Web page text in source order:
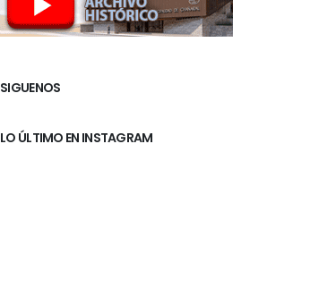
SIGUENOS
LO ÚLTIMO EN INSTAGRAM